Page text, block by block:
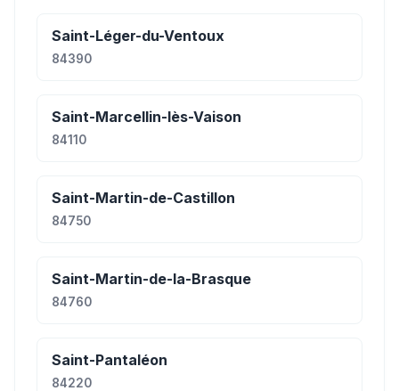
Saint-Léger-du-Ventoux
84390
Saint-Marcellin-lès-Vaison
84110
Saint-Martin-de-Castillon
84750
Saint-Martin-de-la-Brasque
84760
Saint-Pantaléon
84220